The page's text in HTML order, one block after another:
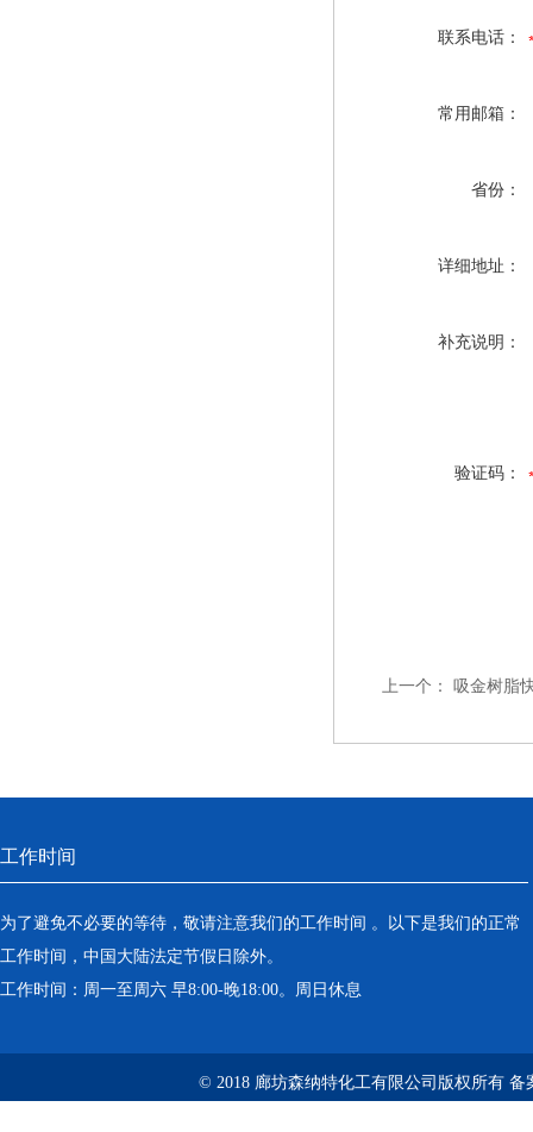
联系电话：
常用邮箱：
省份：
详细地址：
补充说明：
验证码：
上一个： 吸金树脂
工作时间
为了避免不必要的等待，敬请注意我们的工作时间 。以下是我们的正常
工作时间，中国大陆法定节假日除外。
工作时间：周一至周六 早8:00-晚18:00。周日休息
© 2018 廊坊森纳特化工有限公司版权所有 备